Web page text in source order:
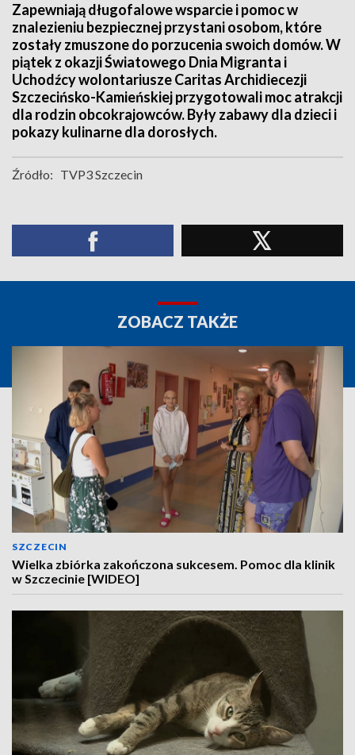
Zapewniają długofalowe wsparcie i pomoc w
znalezieniu bezpiecznej przystani osobom, które
zostały zmuszone do porzucenia swoich domów. W
piątek z okazji Światowego Dnia Migranta i
Uchodźcy wolontariusze Caritas Archidiecezji
Szczecińsko-Kamieńskiej przygotowali moc atrakcji
dla rodzin obcokrajowców. Były zabawy dla dzieci i
pokazy kulinarne dla dorosłych.
Źródło: TVP3 Szczecin
ZOBACZ TAKŻE
SZCZECIN
Wielka zbiórka zakończona sukcesem. Pomoc dla klinik
w Szczecinie [WIDEO]